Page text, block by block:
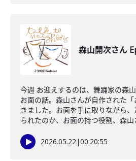
森山開次さん
今週 お迎えするのは、舞踊家の森
お面の話。森山さんが自作された
きました。お面を手に取りながら
られたのか、お面の持つ役割、森山
2026.05.22|00:20:55